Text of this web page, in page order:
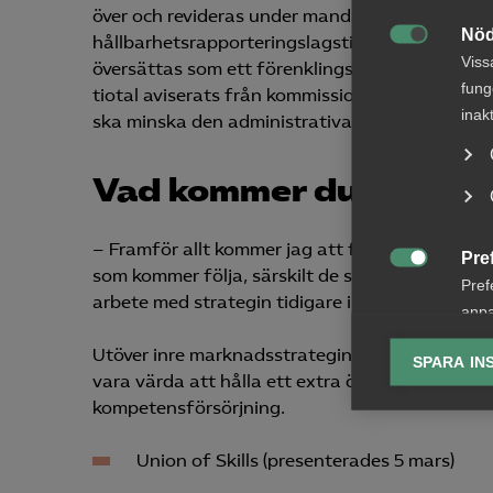

SPARA
över och revideras under mandatperioden.
hållbarhetsrapporteringslagstiftningar, som är
översättas som ett förenklingspaket. Flera
tiotal aviserats från kommissionen bland
ska minska den administrativa bördan och ta
Vad kommer du hålla
– Framför allt kommer jag att fortsätta följa
som kommer följa, särskilt de som rör inre
arbete med strategin tidigare i år genom att
Utöver inre marknadsstrategin kommer
vara värda att hålla ett extra öga på under
kompetensförsörjning.
Union of Skills (presenterades 5 mars)